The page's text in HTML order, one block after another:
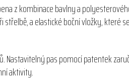
z kombinace bavlny a
a elastické boční vložky, které
pas pomocí patentek
aktivity.